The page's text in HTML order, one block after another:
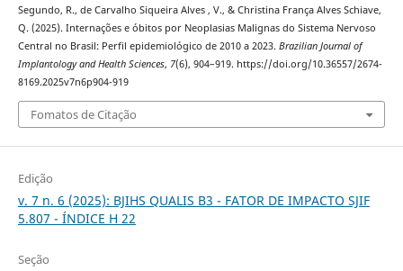
Segundo, R., de Carvalho Siqueira Alves , V., & Christina França Alves Schiave,
Q. (2025). Internações e óbitos por Neoplasias Malignas do Sistema Nervoso
Central no Brasil: Perfil epidemiológico de 2010 a 2023. Brazilian Journal of
Implantology and Health Sciences, 7(6), 904–919. https://doi.org/10.36557/2674-
8169.2025v7n6p904-919
Fomatos de Citação
Edição
v. 7 n. 6 (2025): BJIHS QUALIS B3 - FATOR DE IMPACTO SJIF
5.807 - ÍNDICE H 22
Seção